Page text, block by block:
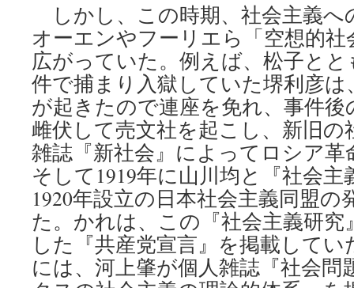
しかし、この時期、社会主義へ
オーエンやフーリエら「空想的
広がっていた。例えば、松子とと
件で捕まり入獄していた堺利彦は
が起きたので連座を免れ、事件
雌伏して売文社を起こし、新旧の
雑誌『新社会』によってロシア
そして1919年に山川均と『社会
1920年設立の日本社会主義同盟
た。かれは、この『社会主義研究
した『共産党宣言』を掲載してい
には、河上肇が個人雑誌『社会問